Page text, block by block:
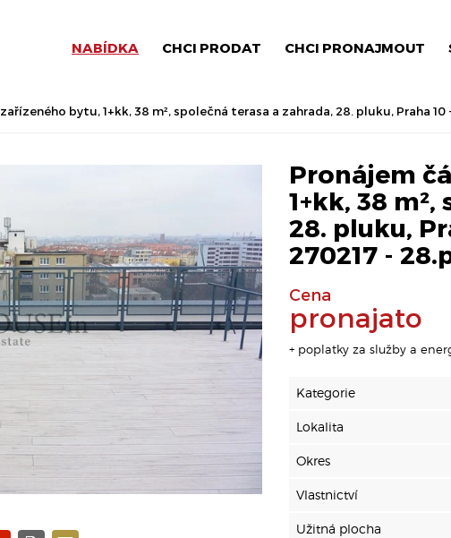
NABÍDKA CHCI PRODAT CHCI PRONAJMOUT
bytu, 1+kk, 38 m², společná terasa a zahrada, 28. pluku, Praha 10
Pronájem
1+kk, 38
28. pluku,
270217 -
Cena
pronajato
+ poplatky za služby a
Kategorie
Lokalita
Okres
Vlastnictví
Užitná plocha